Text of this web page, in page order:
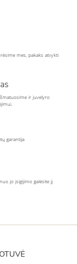
mes, pakaks atvykti
ir juvelyro
garantija
jo įsigijimo galėsite jį